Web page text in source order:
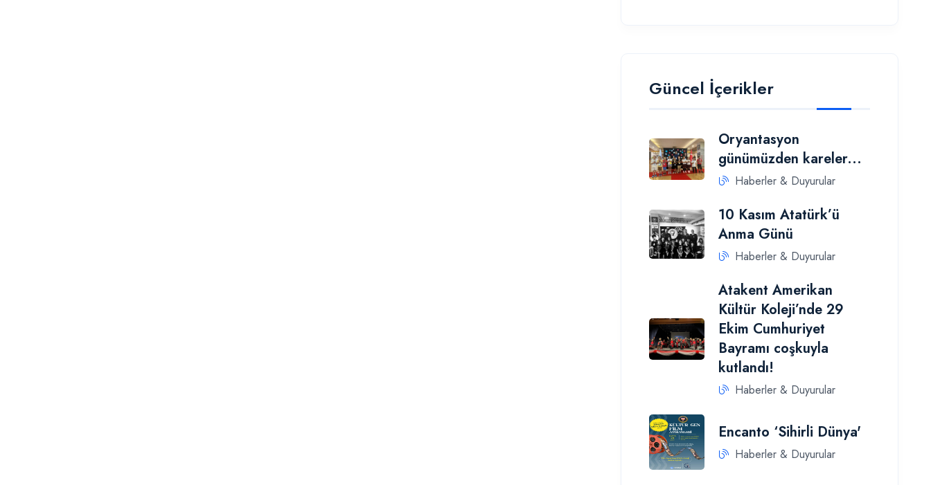
Güncel İçerikler
Oryantasyon
günümüzden kareler...
Haberler & Duyurular
10 Kasım Atatürk’ü
Anma Günü
Haberler & Duyurular
Atakent Amerikan
Kültür Koleji’nde 29
Ekim Cumhuriyet
Bayramı coşkuyla
kutlandı!
Haberler & Duyurular
Encanto ‘Sihirli Dünya'
Haberler & Duyurular